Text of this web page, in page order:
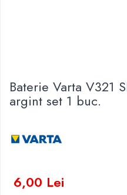
Electrice
Convertoare tensiune
Stabilizatoare tensiune
Cablu coaxial
Baterie Varta V321
argint set 1 buc.
6,00 Lei